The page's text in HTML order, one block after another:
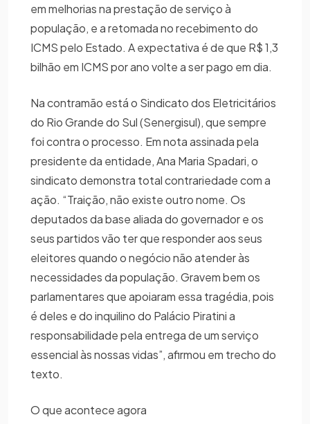
em melhorias na prestação de serviço à
população, e a retomada no recebimento do
ICMS pelo Estado. A expectativa é de que R$ 1,3
bilhão em ICMS por ano volte a ser pago em dia.
Na contramão está o Sindicato dos Eletricitários
do Rio Grande do Sul (Senergisul), que sempre
foi contra o processo. Em nota assinada pela
presidente da entidade, Ana Maria Spadari, o
sindicato demonstra total contrariedade com a
ação. “Traição, não existe outro nome. Os
deputados da base aliada do governador e os
seus partidos vão ter que responder aos seus
eleitores quando o negócio não atender às
necessidades da população. Gravem bem os
parlamentares que apoiaram essa tragédia, pois
é deles e do inquilino do Palácio Piratini a
responsabilidade pela entrega de um serviço
essencial às nossas vidas”, afirmou em trecho do
texto.
O que acontece agora